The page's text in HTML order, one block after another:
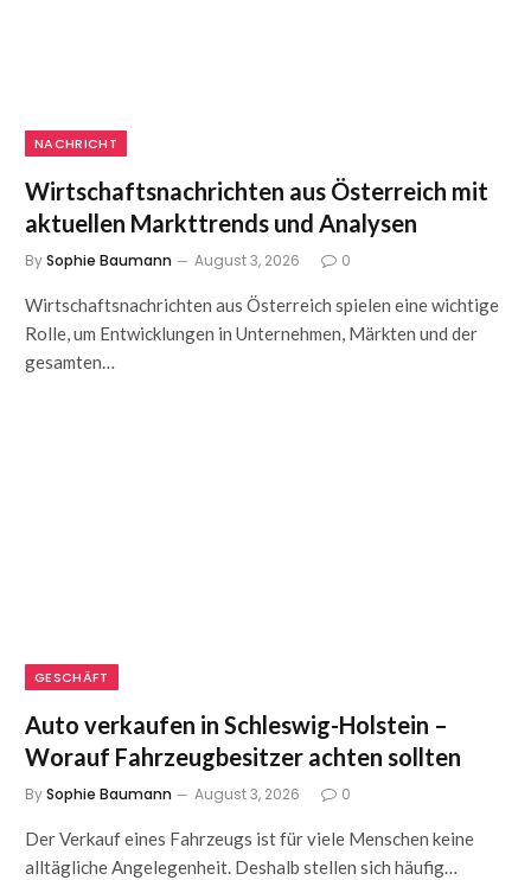
NACHRICHT
Wirtschaftsnachrichten aus Österreich mit
aktuellen Markttrends und Analysen
BySophie Baumann August 3, 2026 0
Wirtschaftsnachrichten aus Österreich spielen eine wichtige
Rolle, um Entwicklungen in Unternehmen, Märkten und der
gesamten…
GESCHÄFT
Auto verkaufen in Schleswig-Holstein –
Worauf Fahrzeugbesitzer achten sollten
BySophie Baumann August 3, 2026 0
Der Verkauf eines Fahrzeugs ist für viele Menschen keine
alltägliche Angelegenheit. Deshalb stellen sich häufig…